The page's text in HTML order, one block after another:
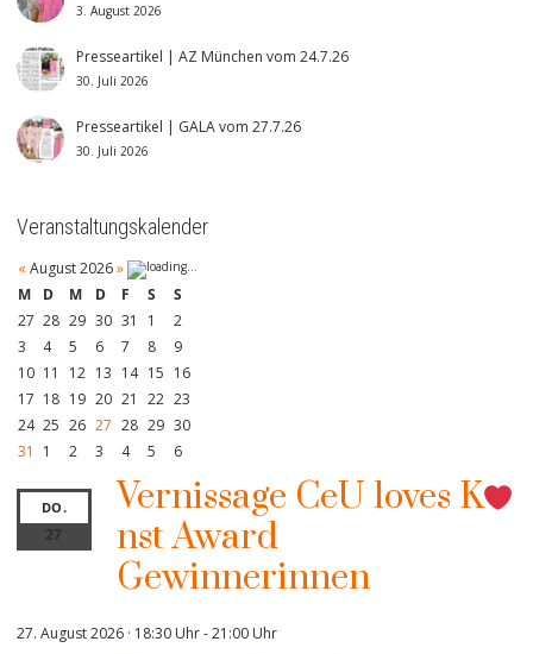
3. August 2026
Presseartikel | AZ München vom 24.7.26
30. Juli 2026
Presseartikel | GALA vom 27.7.26
30. Juli 2026
Veranstaltungskalender
« August 2026»
M
D M D F S
S
27 28 29 30 31 1
2
3
4 5 6 7 8
9
10 11 12 13 14 15 16
17 18 19 20 21 22 23
24 25 26 27 28 29 30
31
1 2 3 4 5 6
DO.
27
Vernissage CeU loves K
nst Award
Gewinnerinnen
27. August 2026 · 18:30 Uhr-21:00 Uhr